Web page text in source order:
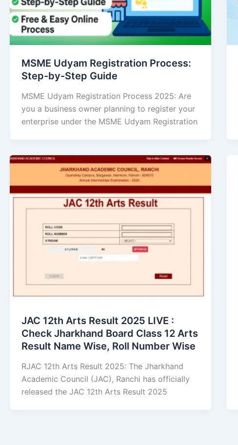
MSME Udyam Registration Process:
Step-by-Step Guide
MSME Udyam Registration Process 2025: Are
you a business owner planning to register your
enterprise under the MSME Udyam Registration
JAC 12th Arts Result 2025 LIVE :
Check Jharkhand Board Class 12 Arts
Result Name Wise, Roll Number Wise
RJAC 12th Arts Result 2025: The Jharkhand
Academic Council (JAC), Ranchi has officially
released the JAC 12th Arts Result 2025